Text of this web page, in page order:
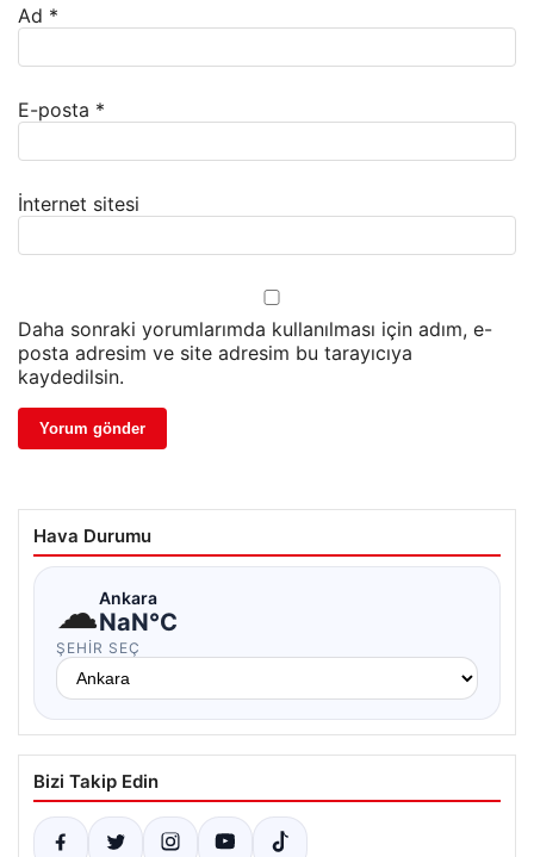
Ad *
E-posta *
İnternet sitesi
Daha sonraki yorumlarımda kullanılması için adım, e-
posta adresim ve site adresim bu tarayıcıya
kaydedilsin.
Hava Durumu
☁Ankara
NaN°C
ŞEHIR SEÇ
Bizi Takip Edin